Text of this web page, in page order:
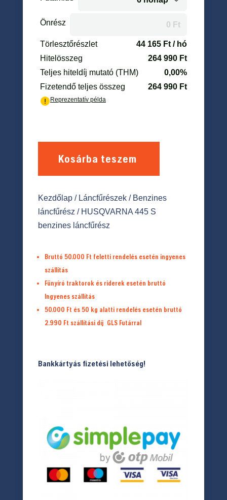
Kosárba teszem
Kezdőlap/ Láncfűrészek/ Benzines
láncfűrész / HUSQVARNA 445 S
benzines láncfűrész
Bruttó 50.000 Ft feletti rendelés esetén ingyenes
szállítás
Fűnyíró traktorok és riderek esetén bruttó
Ingyenes szállítás
50.000 Ft és 50 kg alatti rendelés esetén bruttó
2.990 Ft szállítási díj GLS Futárral
Bankkártyás fizetési lehetőség!